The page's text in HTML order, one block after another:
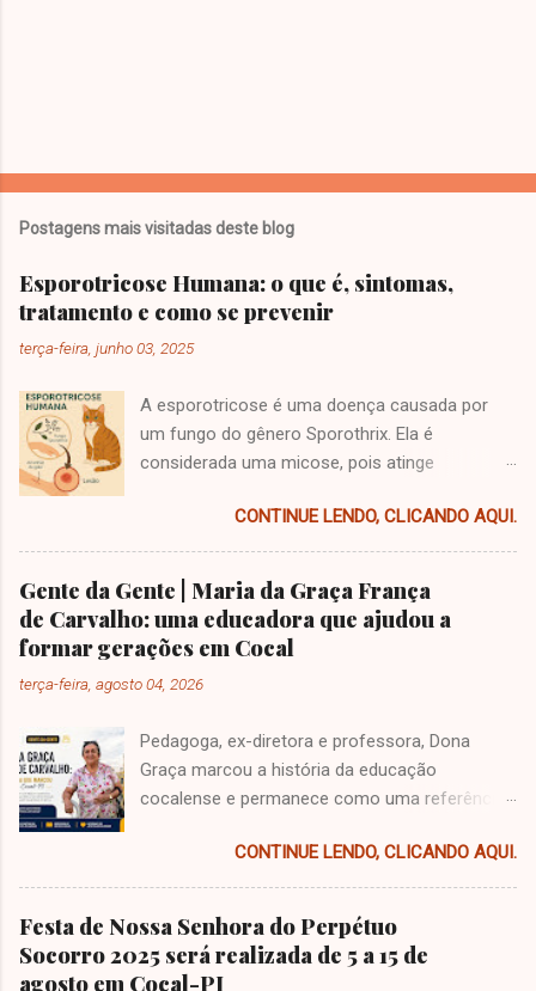
Postagens mais visitadas deste blog
Esporotricose Humana: o que é, sintomas,
tratamento e como se prevenir
terça-feira, junho 03, 2025
A esporotricose é uma doença causada por
um fungo do gênero Sporothrix. Ela é
considerada uma micose, pois atinge
para outras partes do corpo. Essa infecção
geralmente acontece quando o fungo entra no
corpo por meio de arranhões, mordidas de
animais (principalmente gatos) ou por
acidentes com espinhos, palhas, madeiras e
plantas em decomposição. Como a pessoa
pode pegar esporotricose? A forma mais
gatos infectados, seja por arranhões, mordidas
ou contato direto com feridas do animal.
Também é possível pegar ao manusear plantas
áreas rurais. Quais são os sintomas? A doença
pode se apresentar de várias formas. Veja as
principais: Esporotricose cutânea: ferida na
pele parecida com uma picada de inseto que
vai piorando com o tempo. Esporotricose
CONTINUE LENDO, CLICANDO AQUI.
Gente da Gente | Maria da Graça França
de Carvalho: uma educadora que ajudou a
formar gerações em Cocal
terça-feira, agosto 04, 2026
Pedagoga, ex-diretora e professora, Dona
Graça marcou a história da educação
cocalense e permanece como uma referência
Professora Graça França • Foto: Ilustrativa |
Edição: ChatGPT Uma vida dedicada à
educação A história de Maria da Graça França
de Carvalho está diretamente ligada ao
desenvolvimento da educação em Cocal, no
CONTINUE LENDO, CLICANDO AQUI.
Festa de Nossa Senhora do Perpétuo
Socorro 2025 será realizada de 5 a 15 de
agosto em Cocal-PI